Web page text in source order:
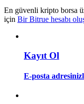
Bilgi
En güvenli kripto borsa
için Bir Bitrue hesabı
Kayıt Ol
E-posta